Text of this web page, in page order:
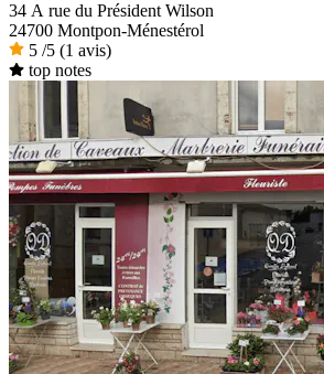
34 A rue du Président Wilson
24700 Montpon-Ménestérol
5 /5 (1 avis)
top notes